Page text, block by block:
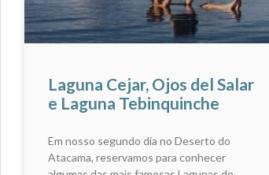
Laguna Cejar, Ojos del Salar
e Laguna Tebinquinche
Em nosso segundo dia no Deserto do
Atacama, reservamos para conhecer